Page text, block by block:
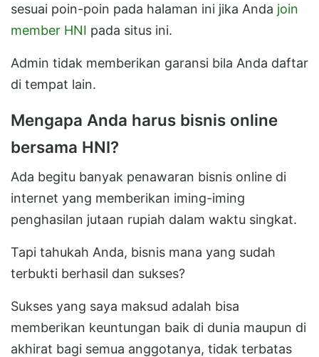
sesuai poin-poin pada halaman ini jika Anda join
member HNI pada situs ini.
Admin tidak memberikan garansi bila Anda daftar
di tempat lain.
Mengapa Anda harus bisnis online
bersama HNI?
Ada begitu banyak penawaran bisnis online di
internet yang memberikan iming-iming
penghasilan jutaan rupiah dalam waktu singkat.
Tapi tahukah Anda, bisnis mana yang sudah
terbukti berhasil dan sukses?
Sukses yang saya maksud adalah bisa
memberikan keuntungan baik di dunia maupun di
akhirat bagi semua anggotanya, tidak terbatas